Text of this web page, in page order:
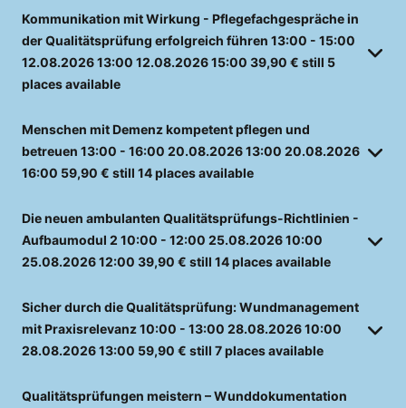
Kommunikation mit Wirkung - Pflegefachgespräche in
der Qualitätsprüfung erfolgreich führen 13:00 - 15:00
12.08.202613:00 12.08.202615:00 39,90 € still 5
places available
Menschen mit Demenz kompetent pflegen und
betreuen 13:00 - 16:00 20.08.202613:00 20.08.2026
16:00 59,90 € still 14 places available
Die neuen ambulanten Qualitätsprüfungs-Richtlinien -
Aufbaumodul 2 10:00 - 12:00 25.08.202610:00
25.08.202612:00 39,90 € still 14 places available
Sicher durch die Qualitätsprüfung: Wundmanagement
mit Praxisrelevanz10:00 - 13:00 28.08.202610:00
28.08.202613:00 59,90 € still 7 places available
Qualitätsprüfungen meistern – Wunddokumentation